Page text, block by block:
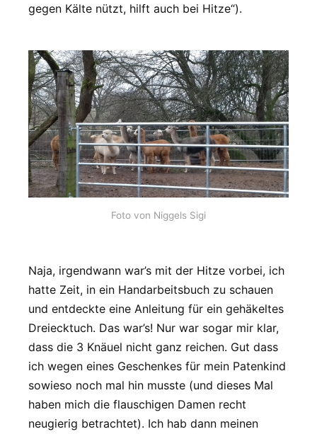
gegen Kälte nützt, hilft auch bei Hitze“).
Foto von Niggels Sigi
Naja, irgendwann war’s mit der Hitze vorbei, ich
hatte Zeit, in ein Handarbeitsbuch zu schauen
und entdeckte eine Anleitung für ein gehäkeltes
Dreiecktuch. Das war’s! Nur war sogar mir klar,
dass die 3 Knäuel nicht ganz reichen. Gut dass
ich wegen eines Geschenkes für mein Patenkind
sowieso noch mal hin musste (und dieses Mal
haben mich die flauschigen Damen recht
neugierig betrachtet). Ich hab dann meinen